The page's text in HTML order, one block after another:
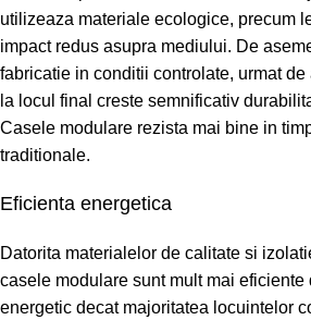
utilizeaza materiale ecologice, precum
impact redus asupra mediului. De
fabricatie in conditii controlate, urmat
la locul final creste semnificativ
Casele modulare rezista mai bine in
traditionale.
Eficienta energetica
Datorita materialelor de calitate si
casele modulare sunt mult mai eficiente
energetic decat majoritatea locuintelor